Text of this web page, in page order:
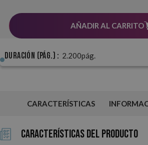
AÑADIR AL CARRITO
Duración (pág.) : 2.200pág.
CARACTERÍSTICAS
Características del Producto